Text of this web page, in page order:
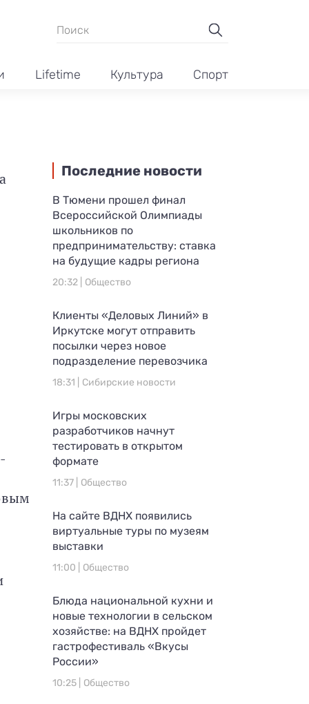
Lifetime Культура Спорт
Последние новости
В Тюмени прошел финал
Всероссийской Олимпиады
школьников по
предпринимательству: ставка
на будущие кадры региона
20:32 | Общество
Клиенты «Деловых Линий» в
Иркутске могут отправить
посылки через новое
подразделение перевозчика
18:31 | Сибирские новости
Игры московских
разработчиков начнут
тестировать в открытом
формате
11:37 | Общество
На сайте ВДНХ появились
виртуальные туры по музеям
выставки
11:00 | Общество
Блюда национальной кухни и
новые технологии в сельском
хозяйстве: на ВДНХ пройдет
гастрофестиваль «Вкусы
России»
10:25 | Общество